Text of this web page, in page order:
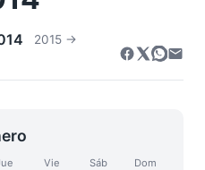
2015 →
Vie Sáb Dom